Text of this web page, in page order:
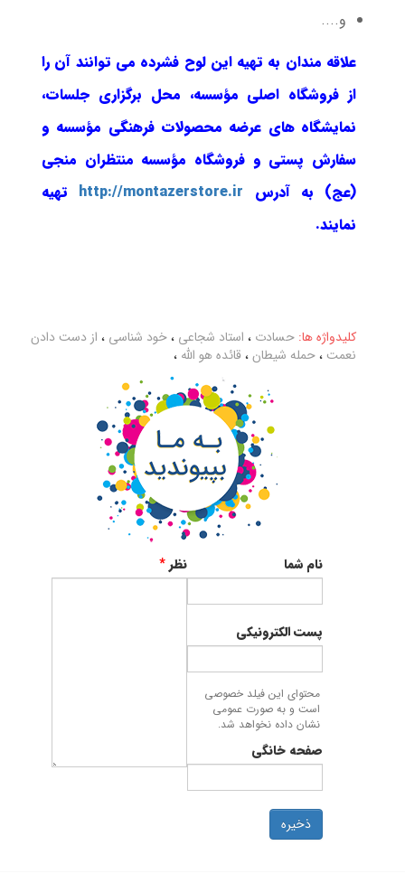
و....
علاقه مندان به تهیه این لوح فشرده می توانند آن را
از فروشگاه اصلی مؤسسه، محل برگزاری جلسات،
نمایشگاه های عرضه محصولات فرهنگی مؤسسه و
سفارش پستی و فروشگاه مؤسسه منتظران منجی
(عج) به آدرس http://montazerstore.ir تهیه
نمایند.
کلیدواژه ها: حسادت ، استاد شجاعی ،خود شناسی ، از دست دادن
نعمت ،حمله شیطان، قائده هو الله ،
نام شما
پست الکترونیکی
محتوای این فیلد خصوصی
است و به صورت عمومی
نشان داده نخواهد شد.
صفحه خانگی
نظر*
ذخیره